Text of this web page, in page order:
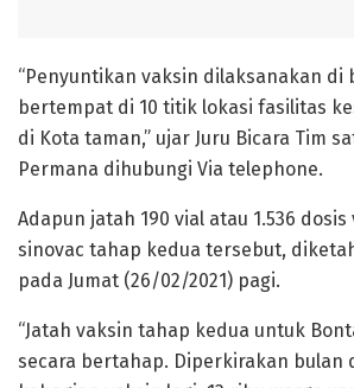
“Penyuntikan vaksin dilaksanakan di
bertempat di 10 titik lokasi fasilitas
di Kota taman,” ujar Juru Bicara Tim
Permana dihubungi Via telephone.
Adapun jatah 190 vial atau 1.536
sinovac tahap kedua tersebut,
pada Jumat (26/02/2021) pagi.
“Jatah vaksin tahap kedua untuk
secara bertahap. Diperkirakan bulan